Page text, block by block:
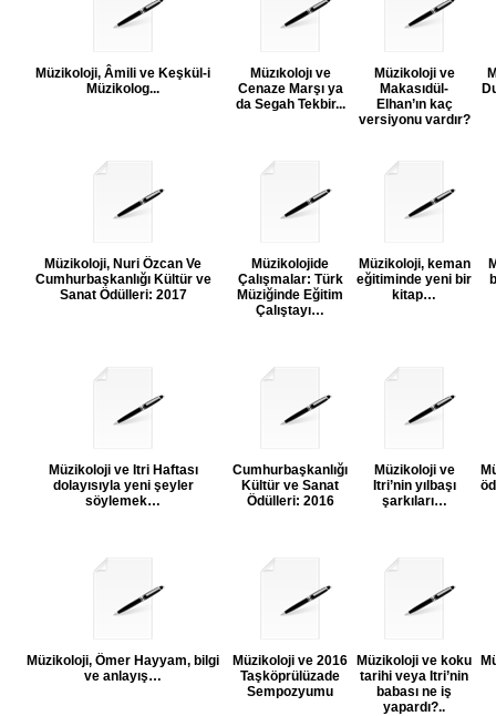
Müzikoloji, Âmili ve Keşkül-i
Müzikolog...
Müzıkolojı ve
Cenaze Marşı ya
da Segah Tekbir...
Müzikoloji ve
Makasıdül-
Elhan’ın kaç
versiyonu vardır?
Müzikoloji, Nuri Özcan Ve
Cumhurbaşkanlığı Kültür ve
Sanat Ödülleri: 2017
Müzikolojide
Çalışmalar: Türk
Müziğinde Eğitim
Çalıştayı…
Müzikoloji, keman
eğitiminde yeni bir
kitap…
Müzikoloji ve Itri Haftası
dolayısıyla yeni şeyler
söylemek…
Cumhurbaşkanlığı
Kültür ve Sanat
Ödülleri: 2016
Müzikoloji ve
Itri’nin yılbaşı
şarkıları…
Müzikoloji, Ömer Hayyam, bilgi
ve anlayış…
Müzikoloji ve 2016
Taşköprülüzade
Sempozyumu
Müzikoloji ve koku
tarihi veya Itri’nin
babası ne iş
yapardı?..